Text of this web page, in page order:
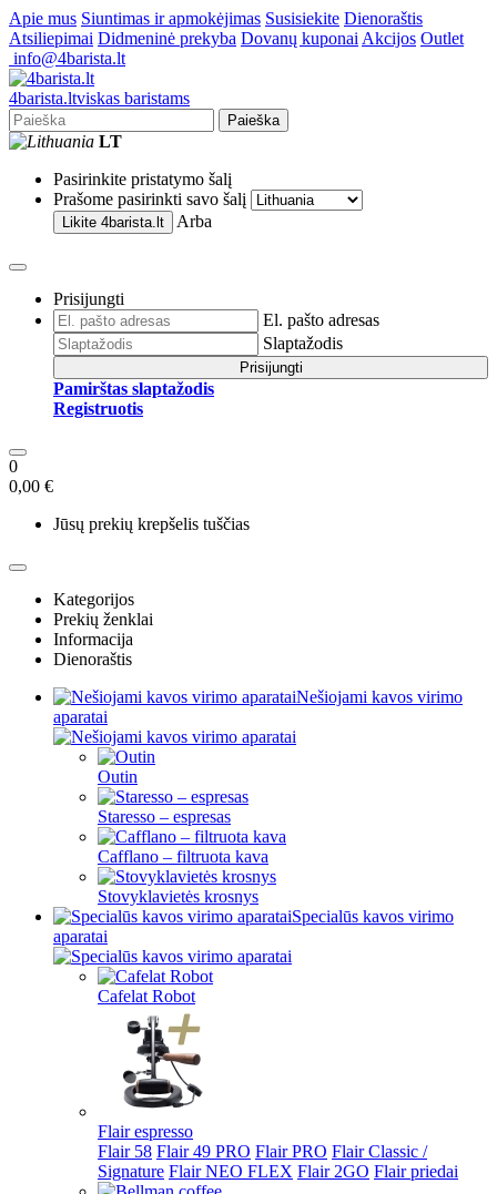
Apie mus Siuntimas ir apmokėjimas Susisiekite Dienoraštis
Atsiliepimai Didmeninė prekyba Dovanų kuponai Akcijos Outlet
info@4barista.lt
4barista.ltviskas baristams
Paieška
LT
Pasirinkite pristatymo šalį
Prašome pasirinkti savo šalį
Likite 4barista.lt Arba
Prisijungti
El. pašto adresas
Slaptažodis
Prisijungti
Pamirštas slaptažodis
Registruotis
0
0,00 €
Jūsų prekių krepšelis tuščias
Kategorijos
Prekių ženklai
Informacija
Dienoraštis
Nešiojami kavos virimo
aparatai
Outin
Staresso – espresas
Cafflano – filtruota kava
Stovyklavietės krosnys
Specialūs kavos virimo
aparatai
Cafelat Robot
Flair espresso
Flair 58 Flair 49 PRO Flair PRO Flair Classic /
Signature Flair NEO FLEX Flair 2GO Flair priedai